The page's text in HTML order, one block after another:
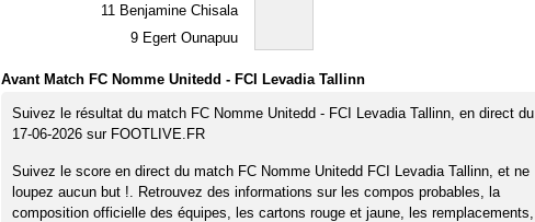
11Benjamine Chisala
9Egert Ounapuu
Avant Match FC Nomme Unitedd - FCI Levadia Tallinn
Suivez le résultat du match FC Nomme Unitedd - FCI Levadia Tallinn, en direct du
17-06-2026 sur FOOTLIVE.FR
Suivez le score en direct du match FC Nomme Unitedd FCI Levadia Tallinn, et ne
loupez aucun but !. Retrouvez des informations sur les compos probables, la
composition officielle des équipes, les cartons rouge et jaune, les remplacements,